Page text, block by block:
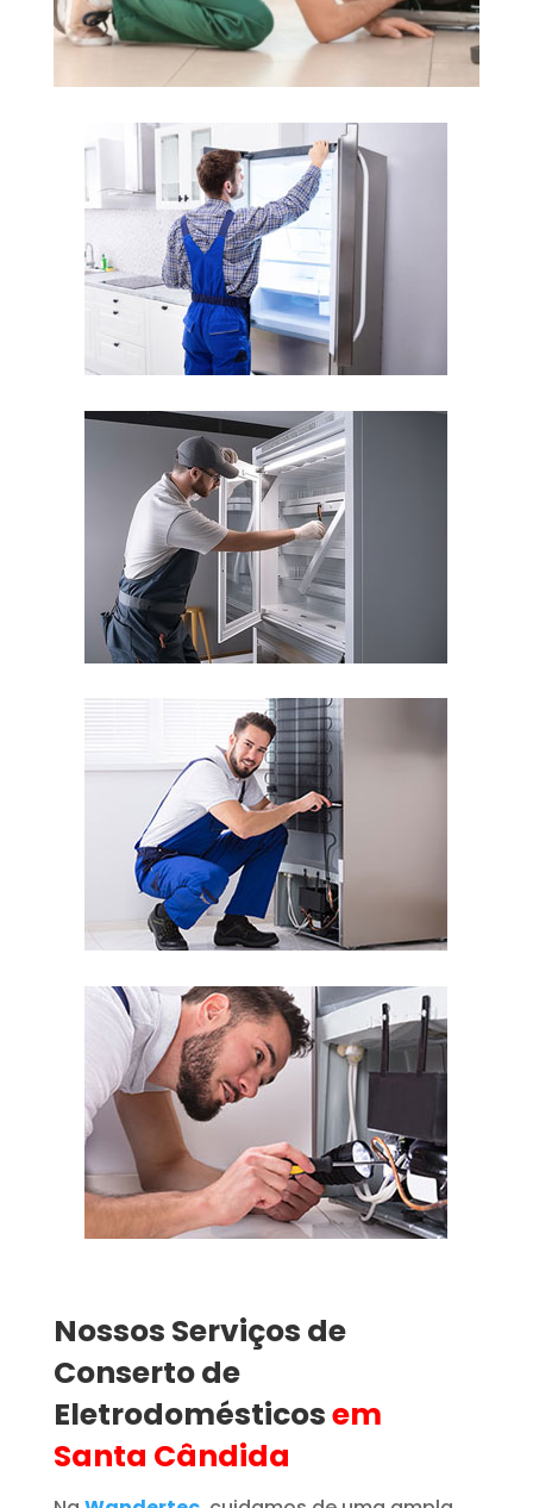
Nossos Serviços de
Conserto de
Eletrodomésticosem
Santa Cândida